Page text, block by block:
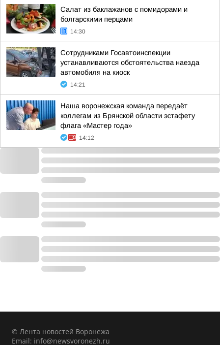
Салат из баклажанов с помидорами и
болгарскими перцами
14:30
Сотрудниками Госавтоинспекции
устанавливаются обстоятельства наезда
автомобиля на киоск
14:21
Наша воронежская команда передаёт
коллегам из Брянской области эстафету
флага «Мастер года»
14:12
© Лента новостей Воронежа
Email: info@newsvoronezh.ru